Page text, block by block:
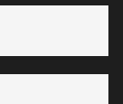
Klicken Sie hier
an+49 69
über das